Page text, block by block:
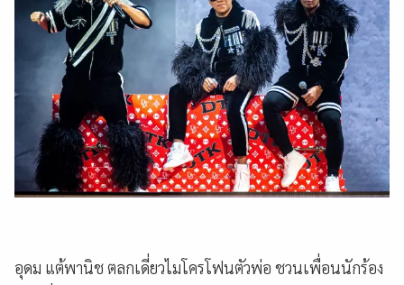
อุดม แต้พานิช ตลกเดี่ยวไมโครโฟนตัวพ่อ ชวนเพื่อนนักร้อง